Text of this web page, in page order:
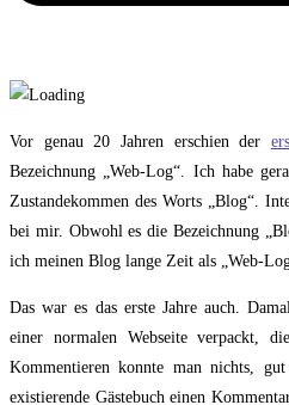
Vor genau 20 Jahren erschien der
Bezeichnung „Web-Log“. Ich habe
Zustandekommen des Worts „Blog“.
bei mir. Obwohl es die Bezeichnung
ich meinen Blog lange Zeit als „Web-
Das war es das erste Jahre auch.
einer normalen Webseite verpackt,
Kommentieren konnte man nichts,
existierende Gästebuch einen